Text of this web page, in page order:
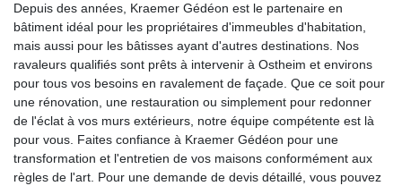
Depuis des années, Kraemer Gédéon est le partenaire en
bâtiment idéal pour les propriétaires d'immeubles d'habitation,
mais aussi pour les bâtisses ayant d'autres destinations. Nos
ravaleurs qualifiés sont prêts à intervenir à Ostheim et environs
pour tous vos besoins en ravalement de façade. Que ce soit pour
une rénovation, une restauration ou simplement pour redonner
de l'éclat à vos murs extérieurs, notre équipe compétente est là
pour vous. Faites confiance à Kraemer Gédéon pour une
transformation et l'entretien de vos maisons conformément aux
règles de l'art. Pour une demande de devis détaillé, vous pouvez